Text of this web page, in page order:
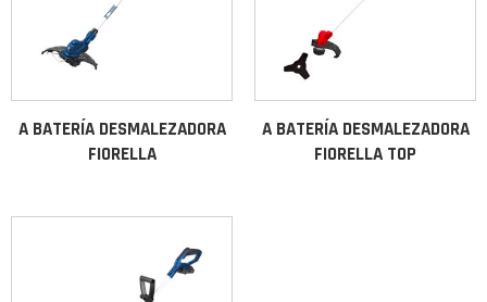
A BATERÍA DESMALEZADORA
FIORELLA
A BATERÍA DESMALEZADORA
FIORELLA TOP